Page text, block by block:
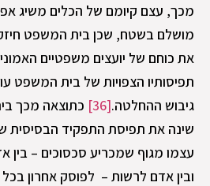
מכך, עצם קיומם של הכלים משיג
מושלם בשטח, שכן בית המשפט
את כוחם של יועצים משפטיים
תפיסותיו הצפויות של בית המשפט
גיבוש ההחלטה.[36]
כתוצאה מכך
שינה את תפיסת התפקיד הבסיסית
עצמו מגוף שמכריע סכסוכים – בין
ובין אדם לרשות – לפוסק אחרון בכל